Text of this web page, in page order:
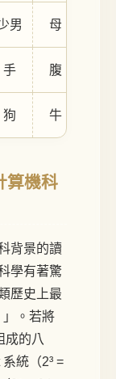
男 母
手 腹
狗 牛
算機科
背景的讀
學有著驚
歷史上最
」。若將
成的八
統（2³ =